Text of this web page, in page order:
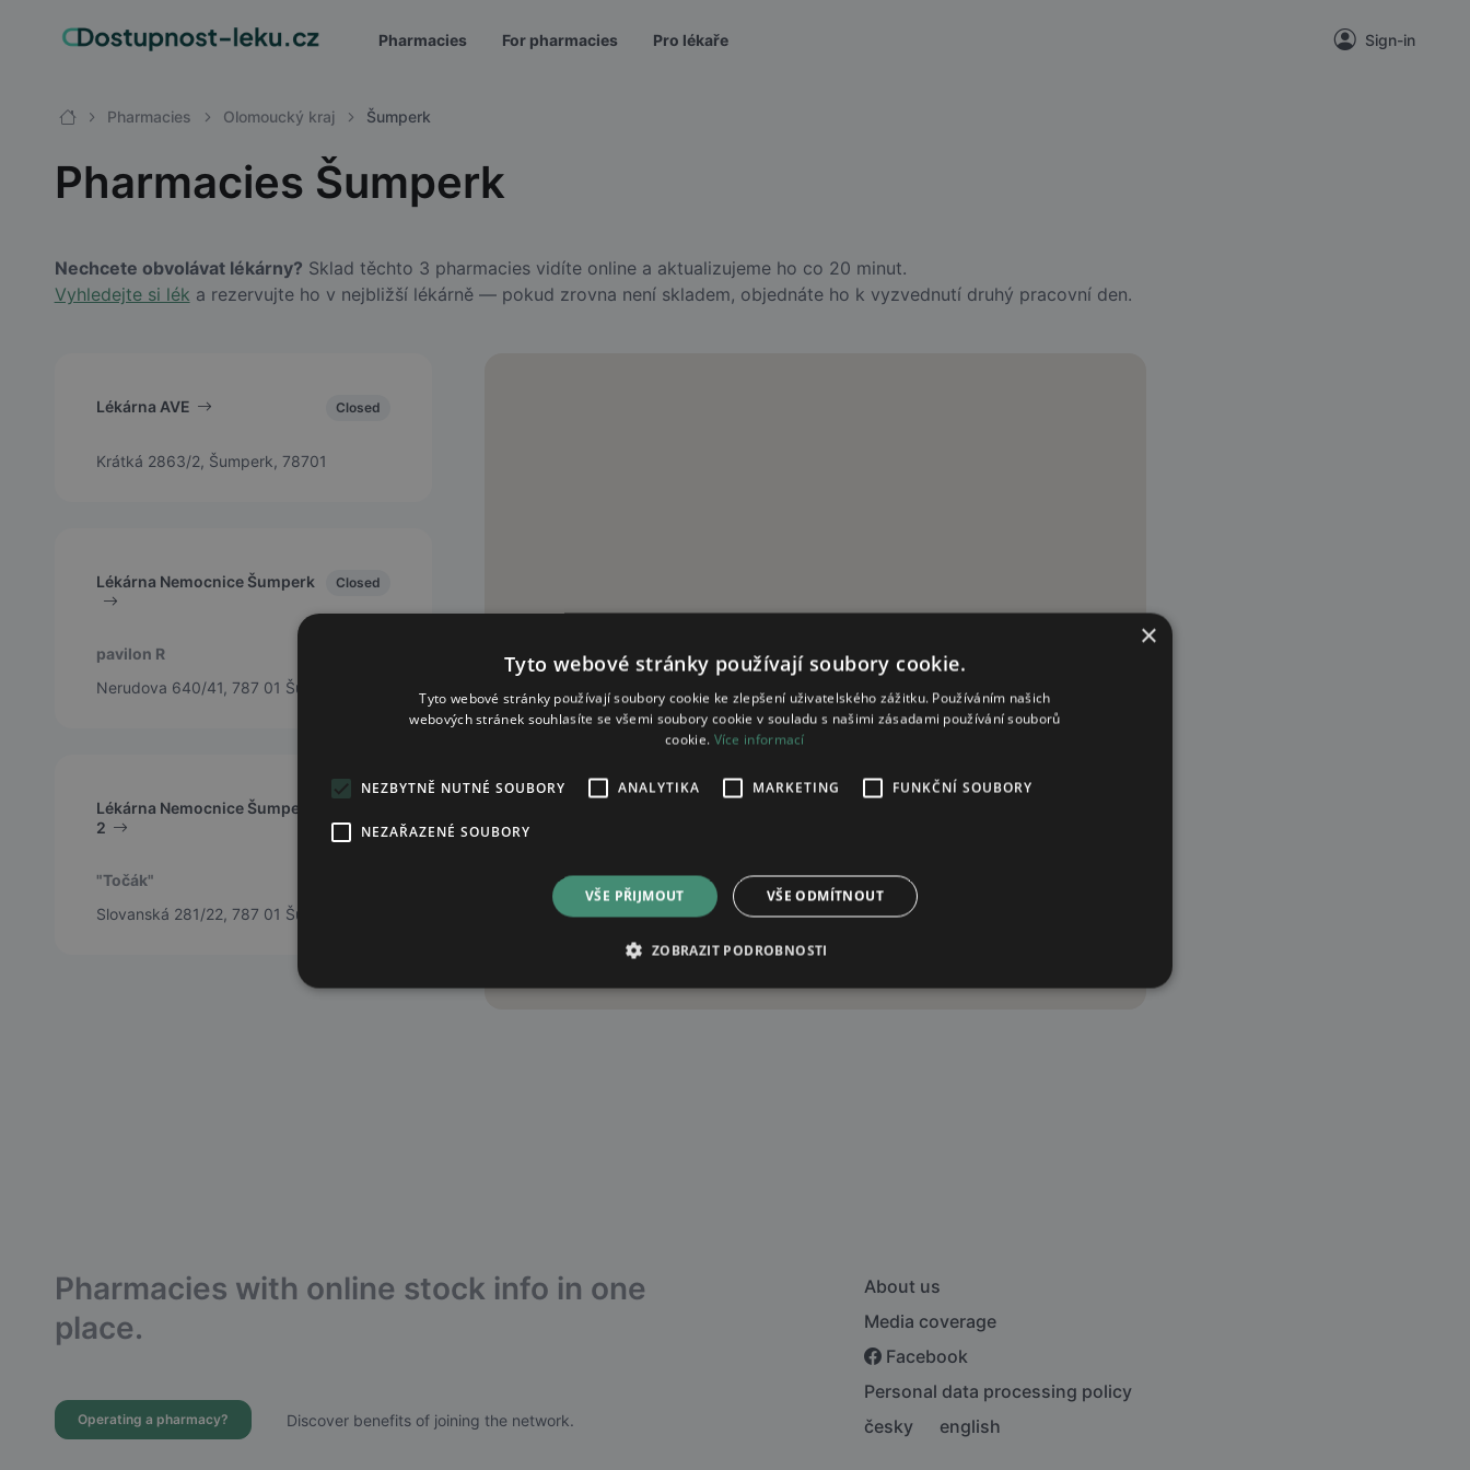
Pharmacies For pharmacies Pro lékaře Sign-in
Pharmacies Olomoucký kraj Šumperk
Pharmacies Šumperk
Nechcete obvolávat lékárny? Sklad těchto 3 pharmacies vidíte online a aktualizujeme ho co 20 minut.
Vyhledejte si lék a rezervujte ho v nejbližší lékárně — pokud zrovna není skladem, objednáte ho k vyzvednutí druhý pracovní den.
Lékárna AVE Closed
Krátká 2863/2, Šumperk, 78701
Lékárna Nemocnice Šumperk Closed
pavilon R
Nerudova 640/41, 787 01 Šumperk
Lékárna Nemocnice Šumperk
2
"Točák"
Slovanská 281/22, 787 01 Šumperk
Pharmacies with online stock info in one
place.
Operating a pharmacy? Discover benefits of joining the network.
About us
Media coverage
Facebook
Personal data processing policy
česky
english
×
Tyto webové stránky používají soubory cookie.
Tyto webové stránky používají soubory cookie ke zlepšení uživatelského zážitku. Používáním našich
webových stránek souhlasíte se všemi soubory cookie v souladu s našimi zásadami používání souborů
cookie. Více informací
NEZBYTNĚ NUTNÉ SOUBORY ANALYTIKA MARKETING FUNKČNÍ SOUBORY
NEZAŘAZENÉ SOUBORY
VŠE PŘIJMOUT VŠE ODMÍTNOUT
ZOBRAZIT PODROBNOSTI